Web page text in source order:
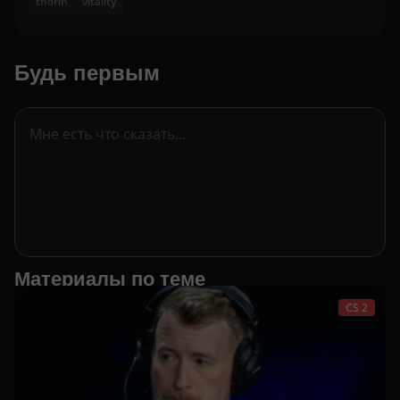
Будь первым
Материалы по теме
CS 2